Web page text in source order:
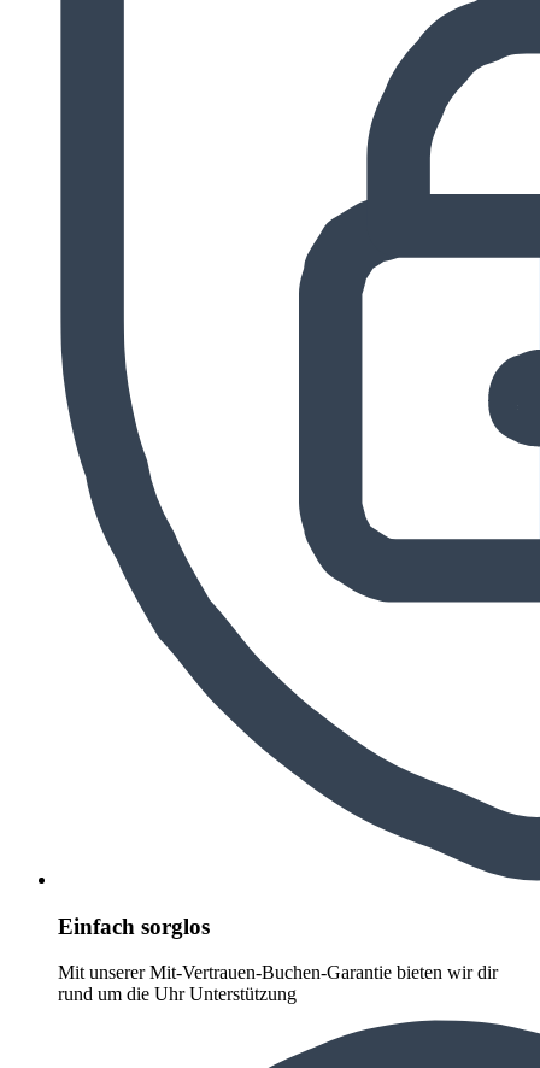
Einfach sorglos
Mit unserer Mit-Vertrauen-Buchen-Garantie bieten wir dir
rund um die Uhr Unterstützung